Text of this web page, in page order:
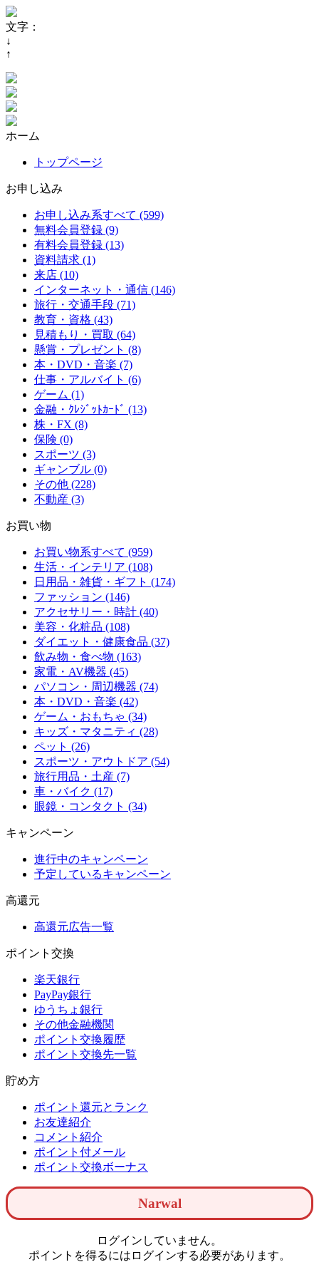
文字：
↓
↑
ホーム
トップページ
お申し込み
お申し込み系すべて (599)
無料会員登録 (9)
有料会員登録 (13)
資料請求 (1)
来店 (10)
インターネット・通信 (146)
旅行・交通手段 (71)
教育・資格 (43)
見積もり・買取 (64)
懸賞・プレゼント (8)
本・DVD・音楽 (7)
仕事・アルバイト (6)
ゲーム (1)
金融・ｸﾚｼﾞｯﾄｶｰﾄﾞ (13)
株・FX (8)
保険 (0)
スポーツ (3)
ギャンブル (0)
その他 (228)
不動産 (3)
お買い物
お買い物系すべて (959)
生活・インテリア (108)
日用品・雑貨・ギフト (174)
ファッション (146)
アクセサリー・時計 (40)
美容・化粧品 (108)
ダイエット・健康食品 (37)
飲み物・食べ物 (163)
家電・AV機器 (45)
パソコン・周辺機器 (74)
本・DVD・音楽 (42)
ゲーム・おもちゃ (34)
キッズ・マタニティ (28)
ペット (26)
スポーツ・アウトドア (54)
旅行用品・土産 (7)
車・バイク (17)
眼鏡・コンタクト (34)
キャンペーン
進行中のキャンペーン
予定しているキャンペーン
高還元
高還元広告一覧
ポイント交換
楽天銀行
PayPay銀行
ゆうちょ銀行
その他金融機関
ポイント交換履歴
ポイント交換先一覧
貯め方
ポイント還元とランク
お友達紹介
コメント紹介
ポイント付メール
ポイント交換ボーナス
Narwal
ログインしていません。
ポイントを得るにはログインする必要があります。